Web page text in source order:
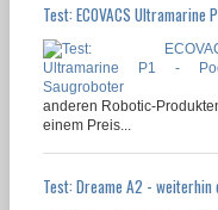
Test: ECOVACS
anderen Robotic-
einem Preis...
Test: Dreame A2 - weiterhin